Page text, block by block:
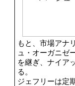
もと、市場アナ
ュ・オーガニゼ
を継ぎ、ナイア
る。
ジェフリーは定